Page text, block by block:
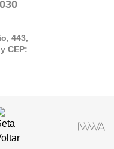
443,
CEP: